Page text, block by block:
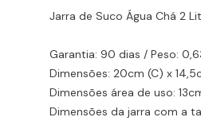
Jarra de Suco Água Chá 2
Garantia: 90 dias / Peso:
Dimensões: 20cm (C) x
Dimensões área de uso:
Dimensões da jarra com a